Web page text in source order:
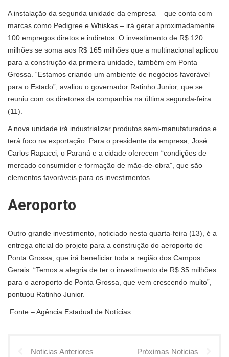
A instalação da segunda unidade da empresa – que conta com
marcas como Pedigree e Whiskas – irá gerar aproximadamente
100 empregos diretos e indiretos. O investimento de R$ 120
milhões se soma aos R$ 165 milhões que a multinacional aplicou
para a construção da primeira unidade, também em Ponta
Grossa. “Estamos criando um ambiente de negócios favorável
para o Estado”, avaliou o governador Ratinho Junior, que se
reuniu com os diretores da companhia na última segunda-feira
(11).
A nova unidade irá industrializar produtos semi-manufaturados e
terá foco na exportação. Para o presidente da empresa, José
Carlos Rapacci, o Paraná e a cidade oferecem “condições de
mercado consumidor e formação de mão-de-obra”, que são
elementos favoráveis para os investimentos.
Aeroporto
Outro grande investimento, noticiado nesta quarta-feira (13), é a
entrega oficial do projeto para a construção do aeroporto de
Ponta Grossa, que irá beneficiar toda a região dos Campos
Gerais. “Temos a alegria de ter o investimento de R$ 35 milhões
para o aeroporto de Ponta Grossa, que vem crescendo muito”,
pontuou Ratinho Junior.
Fonte – Agência Estadual de Notícias
Noticias Anteriores Próximas Noticias